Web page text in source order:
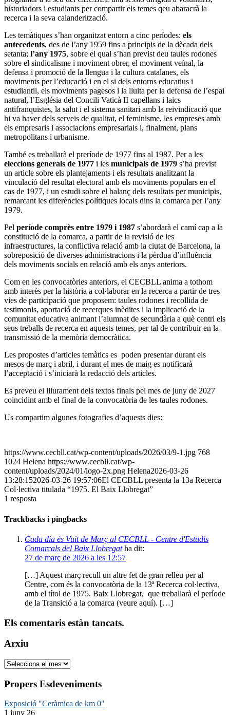
historiadors i estudiants per compartir els temes qeu abaracrà la
recerca i la seva calanderització.
Les temàtiques s’han organitzat entorn a cinc períodes: els
antecedents, des de l’any 1959 fins a principis de la dècada dels
setanta; l’any 1975, sobre el qual s’han previst deu taules rodones
sobre el sindicalisme i moviment obrer, el moviment veïnal, la
defensa i promoció de la llengua i la cultura catalanes, els
moviments per l’educació i en el si dels entorns educatius i
estudiantil, els moviments pagesos i la lluita per la defensa de l’espai
natural, l’Església del Concili Vaticà II capellans i laics
antifranquistes, la salut i el sistema sanitari amb la reivindicació que
hi va haver dels serveis de qualitat, el feminisme, les empreses amb
els empresaris i associacions empresarials i, finalment, plans
metropolitans i urbanisme.
També es treballarà el preríode de 1977 fins al 1987. Per a les
eleccions generals de 1977 i les municipals de 1979 s’ha previst
un article sobre els plantejaments i els resultats analitzant la
vinculació del resultat electoral amb els moviments populars en el
cas de 1977, i un estudi sobre el balanç dels resultats per municipis,
remarcant les diferències polítiques locals dins la comarca per l’any
1979.
Pel període comprès entre 1979 i 1987 s’abordarà el camí cap a la
constitució de la comarca, a partir de la revisió de les
infraestructures, la conflictiva relació amb la ciutat de Barcelona, la
sobreposició de diverses administracions i la pèrdua d’influència
dels moviments socials en relació amb els anys anteriors.
Com en les convocatòries anteriors, el CECBLL anima a tothom
amb interès per la història a col·laborar en la recerca a partir de tres
vies de participació que proposem: taules rodones i recollida de
testimonis, aportació de recerques inèdites i la implicació de la
comunitat educativa animant l’alumnat de secundària a què centri els
seus treballs de recerca en aquests temes, per tal de contribuir en la
transmissió de la memòria democràtica.
Les propostes d’articles temàtics es poden presentar durant els
mesos de març i abril, i durant el mes de maig es notificarà
l’acceptació i s’iniciarà la redacció dels articles.
Es preveu el lliurament dels textos finals pel mes de juny de 2027
coincidint amb el final de la convocatòria de les taules rodones.
Us compartim algunes fotografies d’aquests dies:
https://www.cecbll.cat/wp-content/uploads/2026/03/9-1.jpg 768
1024 Helena https://www.cecbll.cat/wp-
content/uploads/2024/01/logo-2x.png Helena2026-03-26
13:28:152026-03-26 19:57:06El CECBLL presenta la 13a Recerca
Col·lectiva titulada “1975. El Baix Llobregat”
1 resposta
Trackbacks i pingbacks
Cada dia és Vuit de Març al CECBLL - Centre d'Estudis
Comarcals del Baix Llobregat ha dit:
27 de març de 2026 a les 12:57
[…] Aquest març recull un altre fet de gran relleu per al
Centre, com és la convocatòria de la 13ª Recerca col·lectiva,
amb el títol de 1975. Baix Llobregat, que treballarà el període
de la Transició a la comarca (veure aquí). […]
Els comentaris estàn tancats.
Arxiu
Arxiu
Propers Esdeveniments
Exposició "Ceràmica de km 0"
1 juny 26